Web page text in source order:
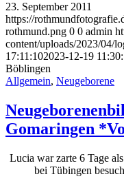
23. September 2011
https://
rothmund.png 0 0 admin
content/uploads/2023/04/
17:11:102023-12-19
Böblingen
Allgemein, Neugeborene
Gomaringen
Lucia war zarte 6 Tage
bei Tübingen